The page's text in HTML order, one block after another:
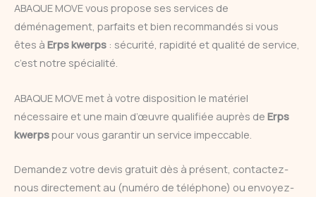
ABAQUE MOVE vous propose ses services de
déménagement, parfaits et bien recommandés si vous
êtes à Erps kwerps : sécurité, rapidité et qualité de service,
c’est notre spécialité.
ABAQUE MOVE met à votre disposition le matériel
nécessaire et une main d’œuvre qualifiée auprès de Erps
kwerpspour vous garantir un service impeccable.
Demandez votre devis gratuit dès à présent, contactez-
nous directement au (numéro de téléphone) ou envoyez-